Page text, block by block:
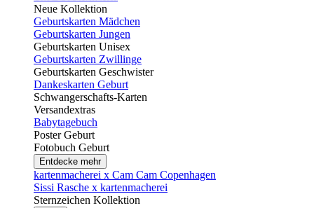
Neue Kollektion
Geburtskarten Mädchen
Geburtskarten Jungen
Geburtskarten Unisex
Geburtskarten Zwillinge
Geburtskarten Geschwister
Dankeskarten Geburt
Schwangerschafts-Karten
Versandextras
Babytagebuch
Poster Geburt
Fotobuch Geburt
Entdecke mehr
kartenmacherei x Cam Cam Copenhagen
Sissi Rasche x kartenmacherei
Sternzeichen Kollektion